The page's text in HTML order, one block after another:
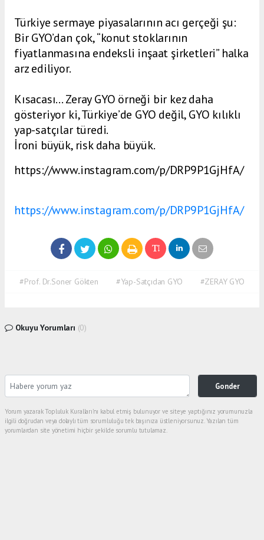
Türkiye sermaye piyasalarının acı gerçeği şu:
Bir GYO’dan çok, “konut stoklarının
fiyatlanmasına endeksli inşaat şirketleri” halka
arz ediliyor.
Kısacası… Zeray GYO örneği bir kez daha
gösteriyor ki, Türkiye’de GYO değil, GYO kılıklı
yap-satçılar türedi.
İroni büyük, risk daha büyük.
https://www.instagram.com/p/DRP9P1GjHfA/
https://www.instagram.com/p/DRP9P1GjHfA/
#Prof. Dr.Soner Gökten #Yap-Satçıdan GYO #ZERAY GYO
Okuyu Yorumları (0)
Gonder
Yorum yazarak Topluluk Kuralları’nı kabul etmiş bulunuyor ve siteye yaptığınız yorumunuzla
ilgili doğrudan veya dolaylı tüm sorumluluğu tek başınıza üstleniyorsunuz. Yazılan tüm
yorumlardan site yönetimi hiçbir şekilde sorumlu tutulamaz.